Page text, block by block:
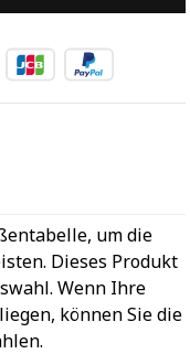
um die
Dieses Produkt
Wenn Ihre
können Sie die